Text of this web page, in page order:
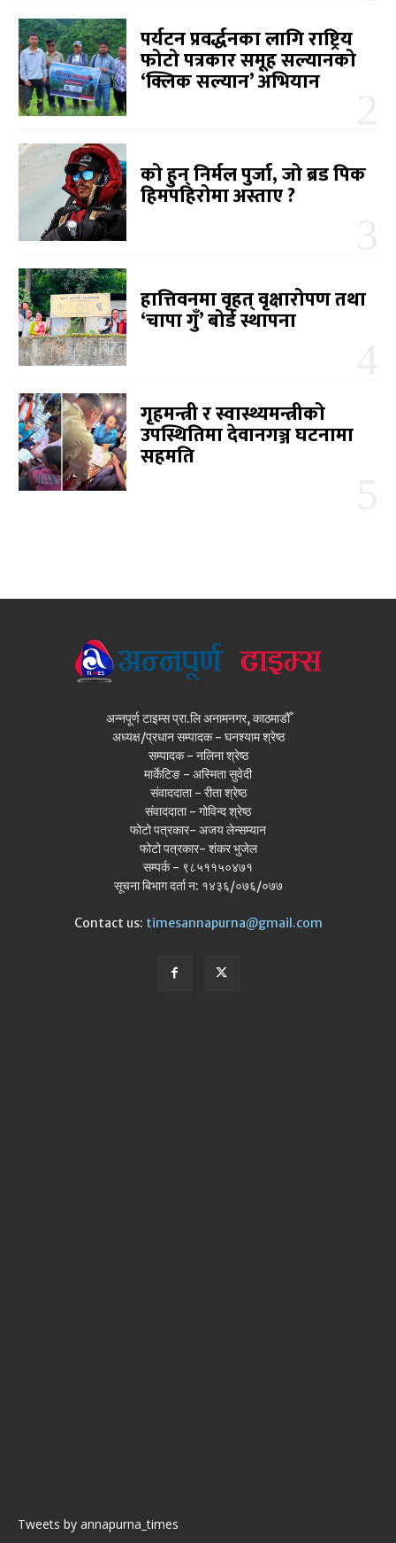
पर्यटन प्रवर्द्धनका लागि राष्ट्रिय
फोटो पत्रकार समूह सल्यानको
‘क्लिक सल्यान’ अभियान
को हुन् निर्मल पुर्जा, जो ब्रड पिक
हिमपहिरोमा अस्ताए ?
हात्तिवनमा वृहत् वृक्षारोपण तथा
‘चापा गुँ’ बोर्ड स्थापना
गृहमन्त्री र स्वास्थ्यमन्त्रीको
उपस्थितिमा देवानगञ्ज घटनामा
सहमति
अन्नपूर्ण टाइम्स प्रा.लि अनामनगर, काठमाडौँ
अध्यक्ष/प्रधान सम्पादक - घनश्याम श्रेष्ठ
सम्पादक - नलिना श्रेष्ठ
मार्केटिङ - अस्मिता सुवेदी
संवाददाता - रीता श्रेष्ठ
संवाददाता - गोविन्द श्रेष्ठ
फोटो पत्रकार- अजय लेन्सम्यान
फोटो पत्रकार- शंकर भुजेल
सम्पर्क - ९८५११५०४७१
सूचना बिभाग दर्ता न: १४३६/०७६/०७७
Contact us: timesannapurna@gmail.com
Tweets by annapurna_times